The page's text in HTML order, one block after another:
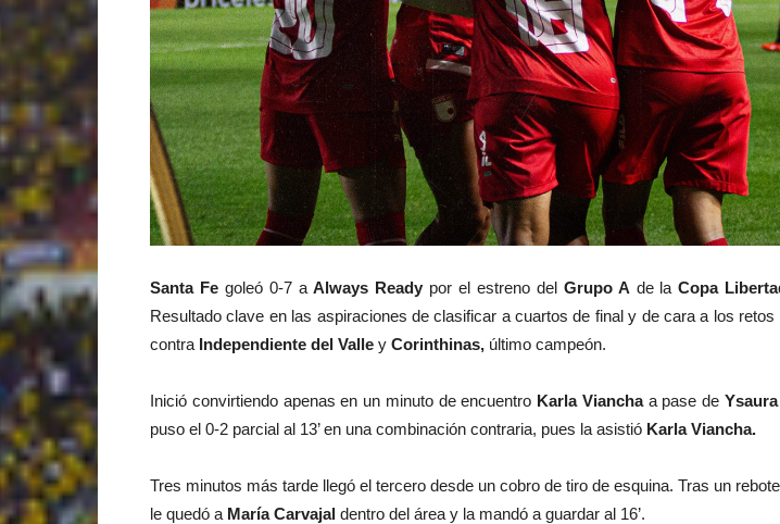
Santa Fegoleó 0-7 aAlways Ready por el estreno del Grupo A de laCopa
Resultado clave en las aspiraciones de clasificar a cuartos de final y de cara a los
contra Independiente del Valle y Corinthinas, último campeón.
Inició convirtiendo apenas en un minuto de encuentro Karla Vianchaa pase de
puso el 0-2 parcial al 13’ en una combinación contraria, pues la asistió Karla Viancha.
Tres minutos más tarde llegó el tercero desde un cobro de tiro de esquina. Tras un
le quedó a María Carvajal dentro del área y la mandó a guardar al 16’.